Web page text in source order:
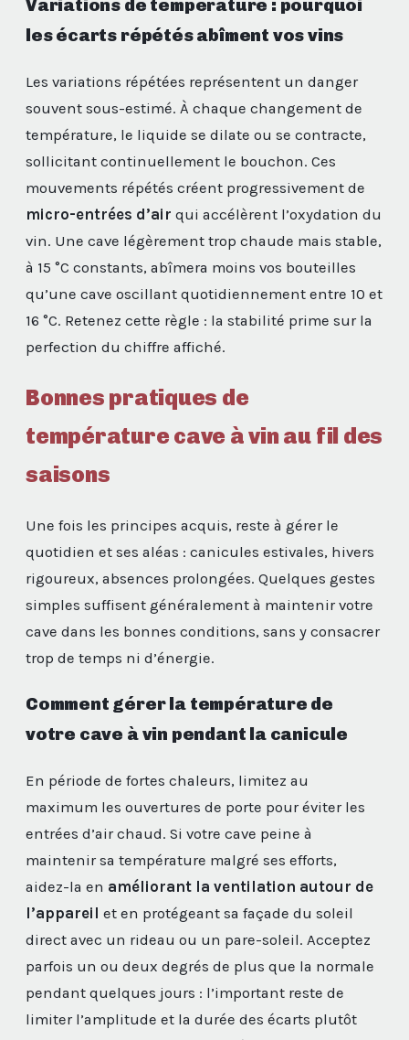
Variations de température : pourquoi
les écarts répétés abîment vos vins
Les variations répétées représentent un danger
souvent sous-estimé. À chaque changement de
température, le liquide se dilate ou se contracte,
sollicitant continuellement le bouchon. Ces
mouvements répétés créent progressivement de
micro-entrées d’air qui accélèrent l’oxydation du
vin. Une cave légèrement trop chaude mais stable,
à 15 °C constants, abîmera moins vos bouteilles
qu’une cave oscillant quotidiennement entre 10 et
16 °C. Retenez cette règle : la stabilité prime sur la
perfection du chiffre affiché.
Bonnes pratiques de
température cave à vin au fil des
saisons
Une fois les principes acquis, reste à gérer le
quotidien et ses aléas : canicules estivales, hivers
rigoureux, absences prolongées. Quelques gestes
simples suffisent généralement à maintenir votre
cave dans les bonnes conditions, sans y consacrer
trop de temps ni d’énergie.
Comment gérer la température de
votre cave à vin pendant la canicule
En période de fortes chaleurs, limitez au
maximum les ouvertures de porte pour éviter les
entrées d’air chaud. Si votre cave peine à
maintenir sa température malgré ses efforts,
aidez-la en améliorant la ventilation autour de
l’appareil et en protégeant sa façade du soleil
direct avec un rideau ou un pare-soleil. Acceptez
parfois un ou deux degrés de plus que la normale
pendant quelques jours : l’important reste de
limiter l’amplitude et la durée des écarts plutôt